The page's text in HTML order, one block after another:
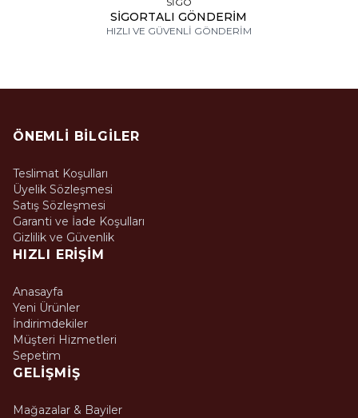
SİGORTALI GÖNDERİM
HIZLI VE GÜVENLİ GÖNDERİM
ÖNEMLI BILGILER
Teslimat Koşulları
Üyelik Sözleşmesi
Satış Sözleşmesi
Garanti ve İade Koşulları
Gizlilik ve Güvenlik
HIZLI ERIŞIM
Anasayfa
Yeni Ürünler
İndirimdekiler
Müşteri Hizmetleri
Sepetim
GELIŞMIŞ
Mağazalar & Bayiler